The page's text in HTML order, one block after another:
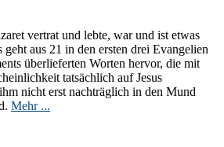
vertrat und lebte, war und ist etwas
aus 21 in den ersten drei Evangelien
überlieferten Worten hervor, die mit
tatsächlich auf Jesus
nicht erst nachträglich in den Mund
Mehr ...